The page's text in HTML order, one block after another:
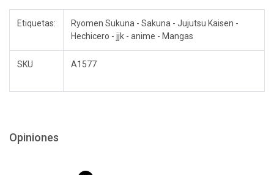
Etiquetas:
Ryomen Sukuna - Sakuna - Jujutsu Kaisen -
Hechicero - jjk - anime - Mangas
SKU A1577
Opiniones